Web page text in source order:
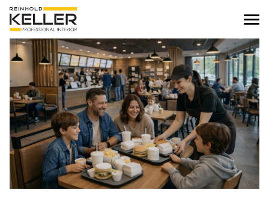
zum Inhalt springen